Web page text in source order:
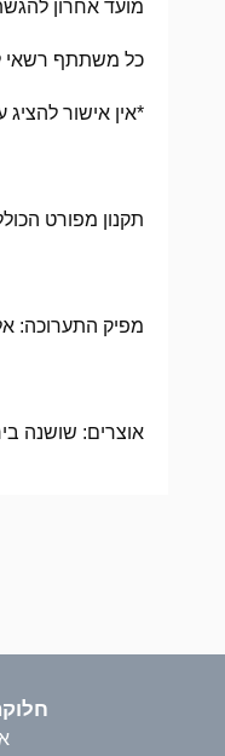
מועד אחרון להגשת
כל משתתף רשאי
*אין אישור
תקנון מפורט
מפיק התערוכה:
אוצרים: שושנה